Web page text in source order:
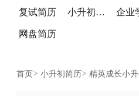
复试简历 小升初简历
网盘简历
首页 > 小升初简历> 精英成长小